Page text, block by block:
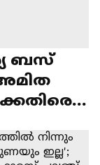
ബസ്